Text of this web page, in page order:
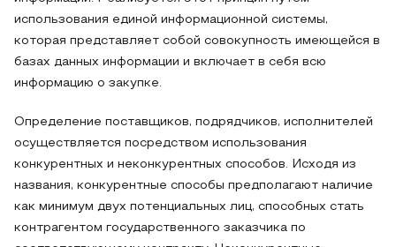
использования единой информационной системы,
которая представляет собой совокупность имеющейся в
базах данных информации и включает в себя всю
информацию о закупке.
Определение поставщиков, подрядчиков, исполнителей
осуществляется посредством использования
конкурентных и неконкурентных способов. Исходя из
названия, конкурентные способы предполагают наличие
как минимум двух потенциальных лиц, способных стать
контрагентом государственного заказчика по